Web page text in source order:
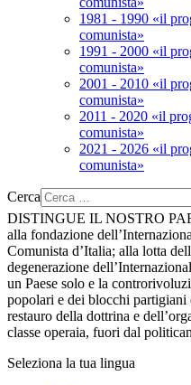
1981 - 1990 «il
comunista»
1991 - 2000 «il
comunista»
2001 - 2010 «il
comunista»
2011 - 2020 «il
comunista»
2021 - 2026 «il
comunista»
Cerca
DISTINGUE IL NOSTRO
alla fondazione
Comunista d’Italia; alla lotta
degenerazione
un Paese solo e la
popolari e dei blocchi partigiani
restauro della dottrina e
classe operaia, fuori dal
Seleziona la tua lingua